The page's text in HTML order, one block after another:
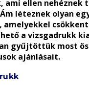
ami ellen nehéznek
léteznek olyan
amelyekkel
a vizsgadrukk
gyűjtöttük most
ajánlásait.